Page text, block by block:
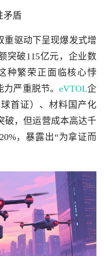
矛盾
重驱动下呈现爆发式增
突破115亿元，企业数
种繁荣正面临核心悖
严重脱节。 eVTOL企
球首证）、材料国产化
破，但运营成本高达千
，暴露出“为拿证而